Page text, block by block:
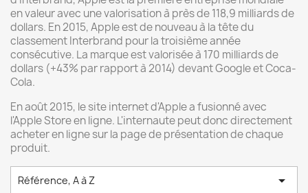
en valeur avec une valorisation à près de 118,9 milliards de
dollars. En 2015, Apple est de nouveau à la tête du
classement Interbrand pour la troisième année
consécutive. La marque est valorisée à 170 milliards de
dollars (+43% par rapport à 2014) devant Google et Coca-
Cola.
En août 2015, le site internet d'Apple a fusionné avec
l'Apple Store en ligne. L'internaute peut donc directement
acheter en ligne sur la page de présentation de chaque
produit.
Référence, A à Z 